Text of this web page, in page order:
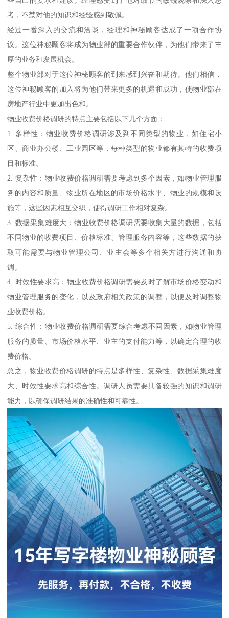
考，不禁对他的知识和经验感到敬佩。
经过一番深入的交流和洽谈，经理和神秘顾客达成了一项合作协
议。这位神秘顾客将成为物业部的重要合作伙伴，为他们带来了丰
厚的业务和发展机会。
整个物业部对于这位神秘顾客的到来感到兴奋和期待。他们相信，
这位神秘顾客的加入将为他们带来更多的机遇和成功，使物业部在
房地产行业中更加出色和。
物业收费价格调研的特点主要包括以下几个方面：
1. 多样性：物业收费价格调研涉及到不同类型的物业，如住宅小
区、商业办公楼、工业园区等，每种类型的物业都有其特的收费项
目和标准。
2. 复杂性：物业收费价格调研需要考虑到多个因素，如物业管理服
务的内容和质量、物业所在地区的市场价格水平、物业的规模和设
施等，这些因素相互交织，使得调研工作相对复杂。
3. 数据采集难度大：物业收费价格调研需要收集大量的数据，包括
不同物业的收费项目、价格标准、管理服务内容等，这些数据的获
取可能需要与物业管理公司、业主会等多个相关方进行沟通和协
调。
4. 时效性要求高：物业收费价格调研需要及时了解市场价格变动和
物业管理服务的变化，以及政府相关政策的调整，以便及时调整物
业收费价格。
5. 综合性：物业收费价格调研需要综合考虑不同因素，如物业管理
服务的质量、市场价格水平、业主的支付能力等，以确定合理的收
费价格。
总之，物业收费价格调研的特点是多样性、复杂性、数据采集难度
大、时效性要求高和综合性。调研人员需要具备较强的知识和调研
能力，以确保调研结果的准确性和可靠性。